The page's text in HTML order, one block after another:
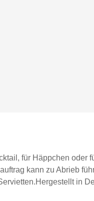
für Häppchen oder
kann zu Abrieb
in